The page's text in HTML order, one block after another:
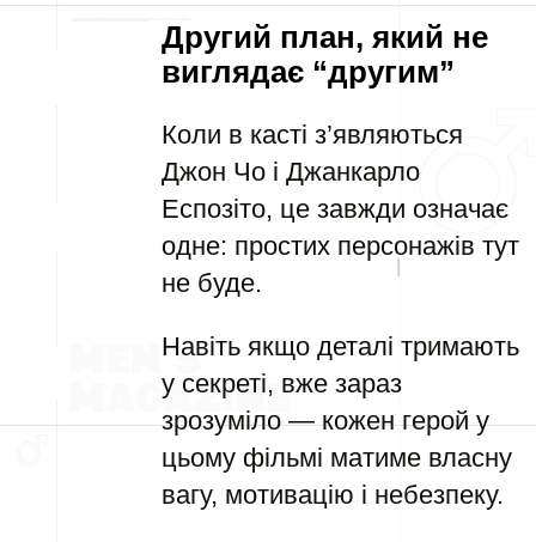
Другий план, який не
виглядає “другим”
Коли в касті з’являються
Джон Чо і Джанкарло
Еспозіто, це завжди означає
одне: простих персонажів тут
не буде.
Навіть якщо деталі тримають
у секреті, вже зараз
зрозуміло — кожен герой у
цьому фільмі матиме власну
вагу, мотивацію і небезпеку.